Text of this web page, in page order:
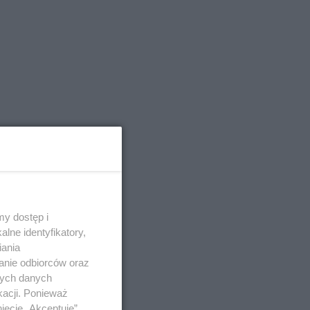
dostęp i
identyfikatory,
odbiorców oraz
danych
Ponieważ